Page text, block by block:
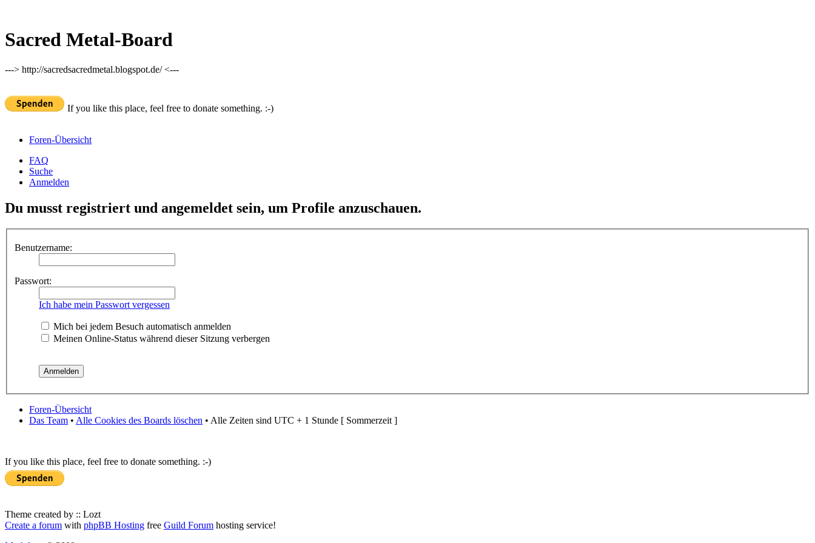
Sacred Metal-Board
---> http://sacredsacredmetal.blogspot.de/ <---
If you like this place, feel free to donate something. :-)
Foren-Übersicht
FAQ
Suche
Anmelden
Du musst registriert und angemeldet sein, um Profile anzuschauen.
Benutzername:
Passwort:
Ich habe mein Passwort vergessen
Mich bei jedem Besuch automatisch anmelden
Meinen Online-Status während dieser Sitzung verbergen
Foren-Übersicht
Das Team • Alle Cookies des Boards löschen • Alle Zeiten sind UTC + 1 Stunde [ Sommerzeit ]
If you like this place, feel free to donate something. :-)
Theme created by :: Lozt
Create a forum with phpBB Hosting free Guild Forum hosting service!